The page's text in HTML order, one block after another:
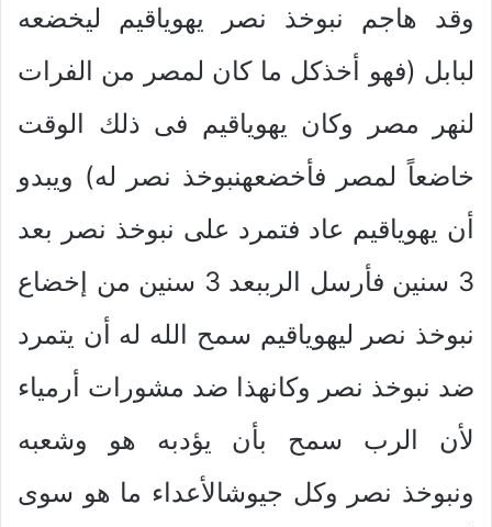
وقد هاجم نبوخذ نصر يهوياقيم ليخضعه
لبابل (فهو أخذكل ما كان لمصر من الفرات
لنهر مصر وكان يهوياقيم فى ذلك الوقت
خاضعاً لمصر فأخضعهنبوخذ نصر له) ويبدو
أن يهوياقيم عاد فتمرد على نبوخذ نصر بعد
3 سنين فأرسل الرببعد 3 سنين من إخضاع
نبوخذ نصر ليهوياقيم سمح الله له أن يتمرد
ضد نبوخذ نصر وكانهذا ضد مشورات أرمياء
لأن الرب سمح بأن يؤدبه هو وشعبه
ونبوخذ نصر وكل جيوشالأعداء ما هو سوى